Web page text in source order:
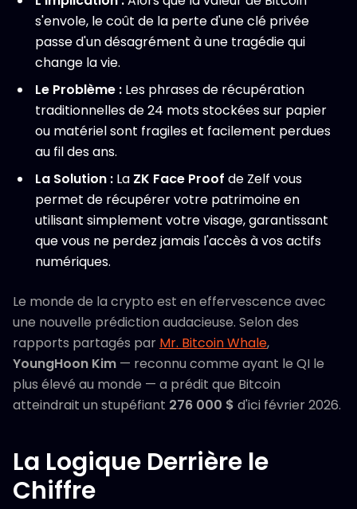
s'envole, le coût de la perte d'une clé privée
passe d'un désagrément à une tragédie qui
change la vie.
Le Problème : Les phrases de récupération
traditionnelles de 24 mots stockées sur papier
ou matériel sont fragiles et facilement perdues
au fil des ans.
La Solution : La ZK Face Proof de Zelf vous
permet de récupérer votre patrimoine en
utilisant simplement votre visage, garantissant
que vous ne perdez jamais l'accès à vos actifs
numériques.
Le monde de la crypto est en effervescence avec
une nouvelle prédiction audacieuse. Selon des
rapports partagés par Mr. Bitcoin Whale,
YoungHoon Kim — reconnu comme ayant le QI le
plus élevé au monde — a prédit que Bitcoin
atteindrait un stupéfiant 276 000 $ d'ici février 2026.
La Logique Derrière le
Chiffre